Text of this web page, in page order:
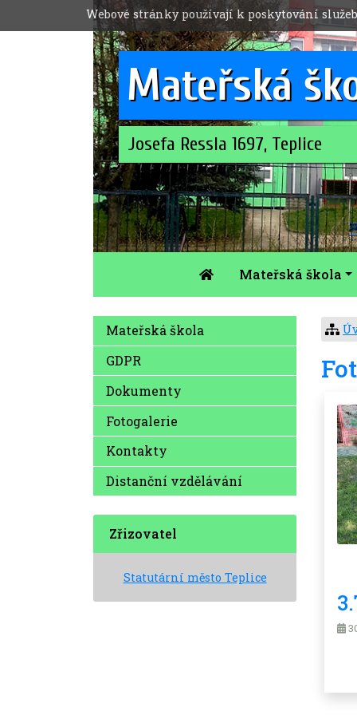
Mateřská
Josefa Ressla 1697, Teplice
Mateřská škola
Mateřská škola
GDPR
Dokumenty
Fotogalerie
Kontakty
Distanční vzdělávání
Zřizovatel
Statutární město Teplice
Webové stránky používají k poskytování